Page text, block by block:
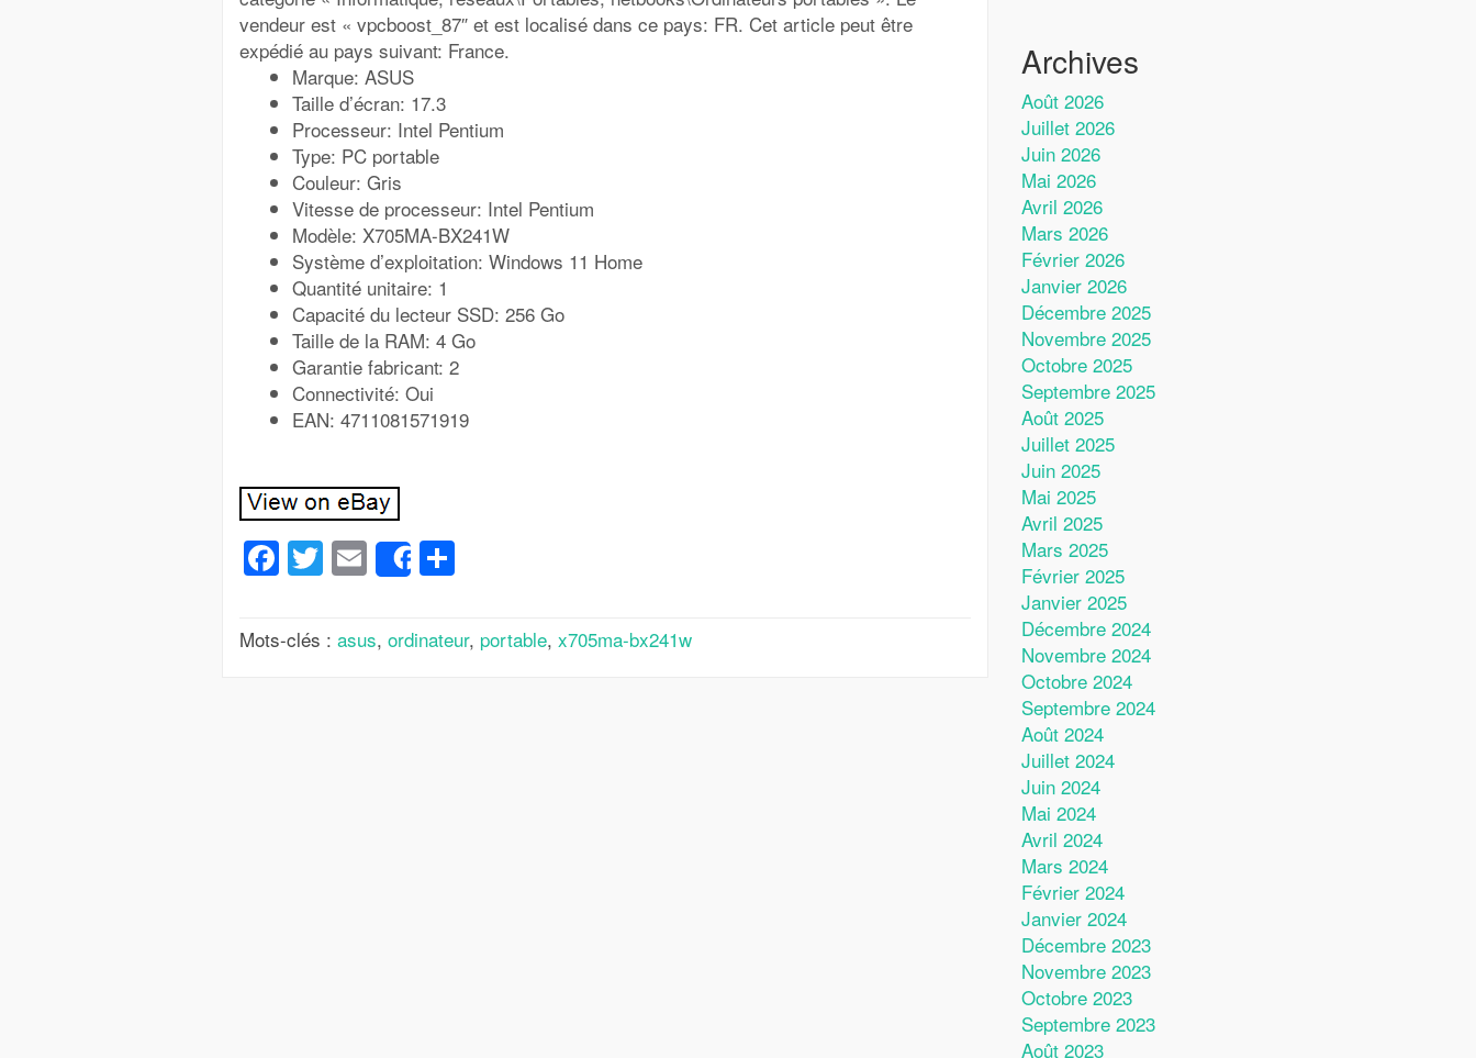
vendeur est « vpcboost_87″ et est localisé dans ce pays: FR. Cet article peut être
expédié au pays suivant: France.
Marque: ASUS
Taille d’écran: 17.3
Processeur: Intel Pentium
Type: PC portable
Couleur: Gris
Vitesse de processeur: Intel Pentium
Modèle: X705MA-BX241W
Système d’exploitation: Windows 11 Home
Quantité unitaire: 1
Capacité du lecteur SSD: 256 Go
Taille de la RAM: 4 Go
Garantie fabricant: 2
Connectivité: Oui
EAN: 4711081571919
Facebook
Twitter
Email
Share
Mots-clés : asus, ordinateur, portable, x705ma-bx241w
Archives
Août 2026
Juillet 2026
Juin 2026
Mai 2026
Avril 2026
Mars 2026
Février 2026
Janvier 2026
Décembre 2025
Novembre 2025
Octobre 2025
Septembre 2025
Août 2025
Juillet 2025
Juin 2025
Mai 2025
Avril 2025
Mars 2025
Février 2025
Janvier 2025
Décembre 2024
Novembre 2024
Octobre 2024
Septembre 2024
Août 2024
Juillet 2024
Juin 2024
Mai 2024
Avril 2024
Mars 2024
Février 2024
Janvier 2024
Décembre 2023
Novembre 2023
Octobre 2023
Septembre 2023
Août 2023